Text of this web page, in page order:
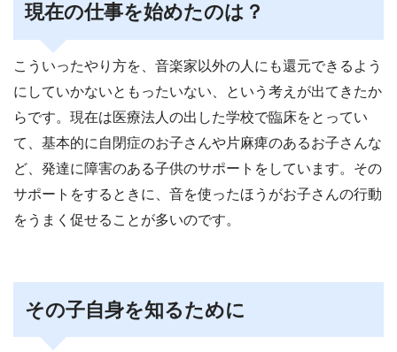
現在の仕事を始めたのは？
こういったやり方を、音楽家以外の人にも還元できるよう
にしていかないともったいない、という考えが出てきたか
らです。現在は医療法人の出した学校で臨床をとってい
て、基本的に自閉症のお子さんや片麻痺のあるお子さんな
ど、発達に障害のある子供のサポートをしています。その
サポートをするときに、音を使ったほうがお子さんの行動
をうまく促せることが多いのです。
その子自身を知るために